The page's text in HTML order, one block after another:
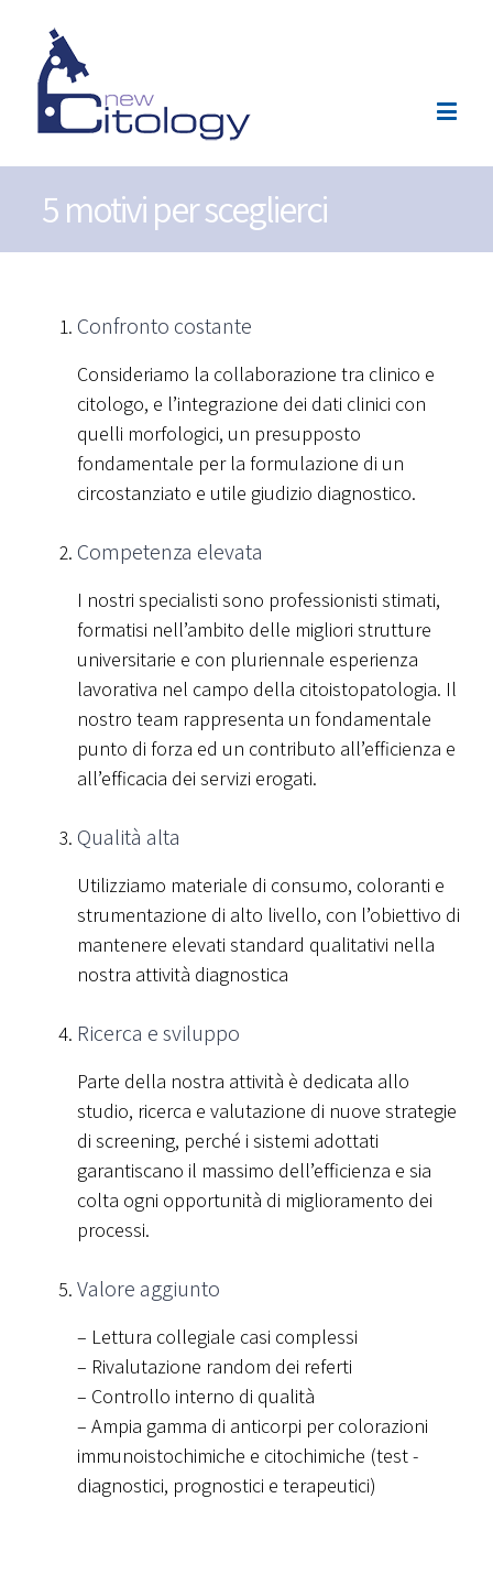
5 motivi per sceglierci
Confronto costante
Consideriamo la collaborazione tra clinico e
citologo, e l’integrazione dei dati clinici con
quelli morfologici, un presupposto
fondamentale per la formulazione di un
circostanziato e utile giudizio diagnostico.
Competenza elevata
I nostri specialisti sono professionisti stimati,
formatisi nell’ambito delle migliori strutture
universitarie e con pluriennale esperienza
lavorativa nel campo della citoistopatologia. Il
nostro team rappresenta un fondamentale
punto di forza ed un contributo all’efficienza e
all’efficacia dei servizi erogati.
Qualità alta
Utilizziamo materiale di consumo, coloranti e
strumentazione di alto livello, con l’obiettivo di
mantenere elevati standard qualitativi nella
nostra attività diagnostica
Ricerca e sviluppo
Parte della nostra attività è dedicata allo
studio, ricerca e valutazione di nuove strategie
di screening, perché i sistemi adottati
garantiscano il massimo dell’efficienza e sia
colta ogni opportunità di miglioramento dei
processi.
Valore aggiunto
– Lettura collegiale casi complessi
– Rivalutazione random dei referti
– Controllo interno di qualità
– Ampia gamma di anticorpi per colorazioni
immunoistochimiche e citochimiche (test -
diagnostici, prognostici e terapeutici)